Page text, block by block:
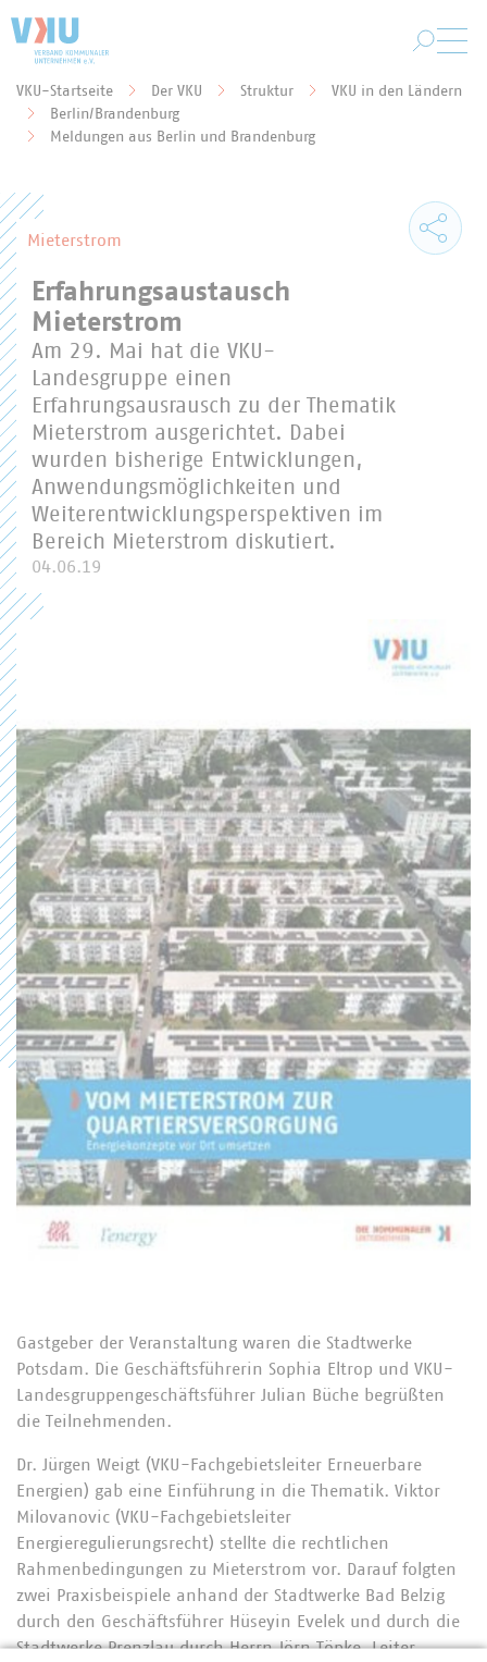
Sie befinden sich hier:
VKU-Startseite Der VKU Struktur
VKU in den Ländern
Berlin/Brandenburg
Meldungen aus Berlin und Brandenburg
Mieterstrom
Erfahrungsaustausch
Mieterstrom
Am 29. Mai hat die VKU-
Landesgruppe einen
Erfahrungsausrausch zu der Thematik
Mieterstrom ausgerichtet. Dabei
wurden bisherige Entwicklungen,
Anwendungsmöglichkeiten und
Weiterentwicklungsperspektiven im
Bereich Mieterstrom diskutiert.
04.06.19
Gastgeber der Veranstaltung waren die Stadtwerke
Potsdam. Die Geschäftsführerin Sophia Eltrop und VKU-
Landesgruppengeschäftsführer Julian Büche begrüßten
die Teilnehmenden.
Dr. Jürgen Weigt (VKU-Fachgebietsleiter Erneuerbare
Energien) gab eine Einführung in die Thematik. Viktor
Milovanovic (VKU-Fachgebietsleiter
Energieregulierungsrecht) stellte die rechtlichen
Rahmenbedingungen zu Mieterstrom vor. Darauf folgten
zwei Praxisbeispiele anhand der Stadtwerke Bad Belzig
durch den Geschäftsführer Hüseyin Evelek und durch die
Stadtwerke Prenzlau durch Herrn Jörn Töpke, Leiter